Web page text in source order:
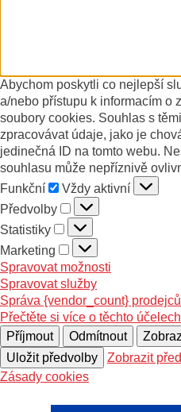
Abychom poskytli co nejlepší
a/nebo přístupu k informacím o
soubory cookies. Souhlas s
zpracovávat údaje, jako je
jedinečná ID na tomto webu.
souhlasu může nepříznivě
Funkční
Funkční
Vždy aktivní
Předvolby
Předvolby
Statistiky
Statistiky
Marketing
Marketing
Spravovat možnosti
Spravovat služby
Správa {vendor_count} prodejců
Přečtěte si více o těchto účelech
Příjmout
Odmítnout
Uložit předvolby
Zobrazit
Zásady cookies